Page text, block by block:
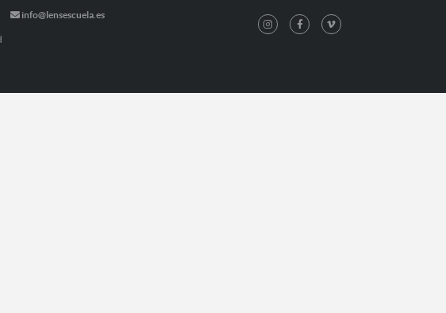
info@lensescuela.es